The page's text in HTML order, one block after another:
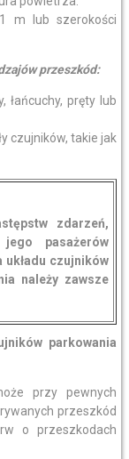
m lub szerokości
przeszkód:
łańcuchy, pręty lub
czujników, takie jak
zdarzeń,
pasażerów
układu czujników
należy zawsze
parkowania
przy pewnych
przeszkód
o przeszkodach